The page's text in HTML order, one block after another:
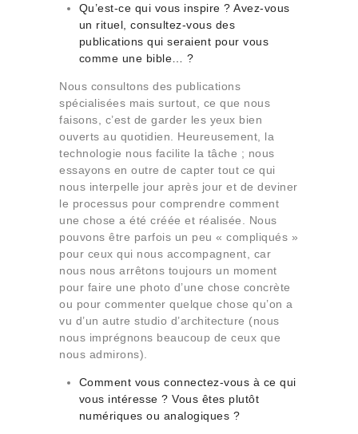
Qu’est-ce qui vous inspire ? Avez-vous
un rituel, consultez-vous des
publications qui seraient pour vous
comme une bible… ?
Nous consultons des publications
spécialisées mais surtout, ce que nous
faisons, c’est de garder les yeux bien
ouverts au quotidien. Heureusement, la
technologie nous facilite la tâche ; nous
essayons en outre de capter tout ce qui
nous interpelle jour après jour et de deviner
le processus pour comprendre comment
une chose a été créée et réalisée. Nous
pouvons être parfois un peu « compliqués »
pour ceux qui nous accompagnent, car
nous nous arrêtons toujours un moment
pour faire une photo d’une chose concrète
ou pour commenter quelque chose qu’on a
vu d’un autre studio d’architecture (nous
nous imprégnons beaucoup de ceux que
nous admirons).
Comment vous connectez-vous à ce qui
vous intéresse ? Vous êtes plutôt
numériques ou analogiques ?